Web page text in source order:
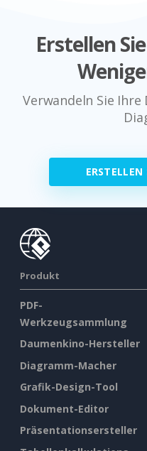
Erstellen
Verwandeln Sie
ERSTELLEN
Produkt
PDF-
Werkzeugsammlung
Daumenkino-Hersteller
Diagramm-Macher
Grafik-Design-Tool
Dokument-Editor
Präsentationsersteller